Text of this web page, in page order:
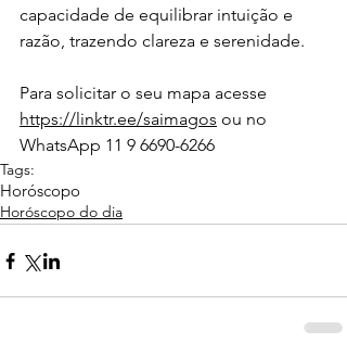
capacidade de equilibrar intuição e
razão, trazendo clareza e serenidade.
Para solicitar o seu mapa acesse
https://linktr.ee/saimagos ou no
WhatsApp 11 9 6690-6266
Tags:
Horóscopo
Horóscopo do dia